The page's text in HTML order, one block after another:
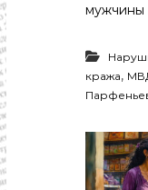
мужчины
кража,